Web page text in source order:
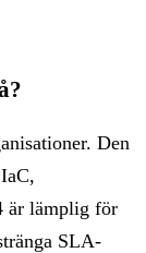
Den
är lämplig för
SLA-